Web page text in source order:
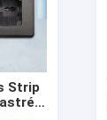
Strip